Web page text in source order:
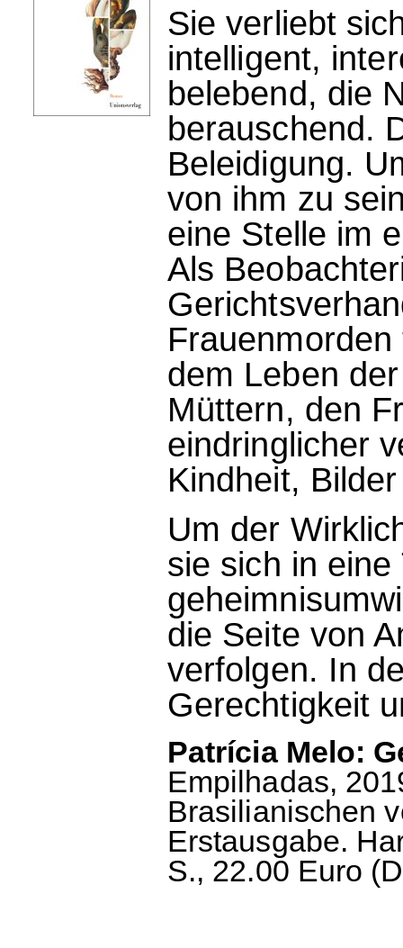
Sie verliebt
intelligent,
belebend, die
berauschend.
Beleidigung.
von ihm zu
eine Stelle im
Als
dem Leben
Müttern, den
eindringlicher
Kindheit,
Um der
sie sich in
die Seite von
verfolgen. In
Gerechtigkeit
Patrícia Melo:
Empilhadas,
Brasilianischen
Erstausgabe.
S., 22.00 Euro